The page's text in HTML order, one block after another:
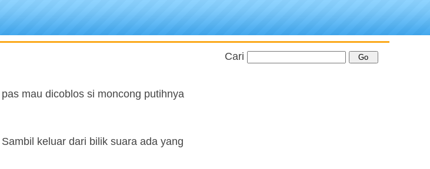
mau dicoblos si moncong putihnya
keluar dari bilik suara ada yang
Cari